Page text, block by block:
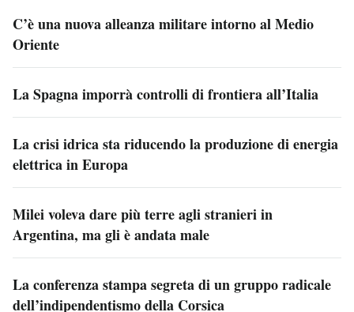
C’è una nuova alleanza militare intorno al Medio
Oriente
La Spagna imporrà controlli di frontiera all’Italia
La crisi idrica sta riducendo la produzione di energia
elettrica in Europa
Milei voleva dare più terre agli stranieri in
Argentina, ma gli è andata male
La conferenza stampa segreta di un gruppo radicale
dell’indipendentismo della Corsica